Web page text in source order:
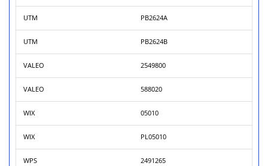
UTM PB2624A
UTM PB2624B
VALEO 2549800
VALEO 588020
WIX 05010
WIX PL05010
WPS 2491265